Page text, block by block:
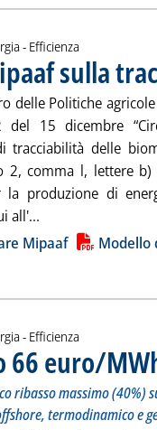
- Efficienza
sulla
delle Politiche
del 15 dicembre
tracciabilità delle
2, comma l, lettere
la produzione di
all'...
Mipaaf Modello
- Efficienza
66 euro/
ribasso massimo (40%)
termodinamico e